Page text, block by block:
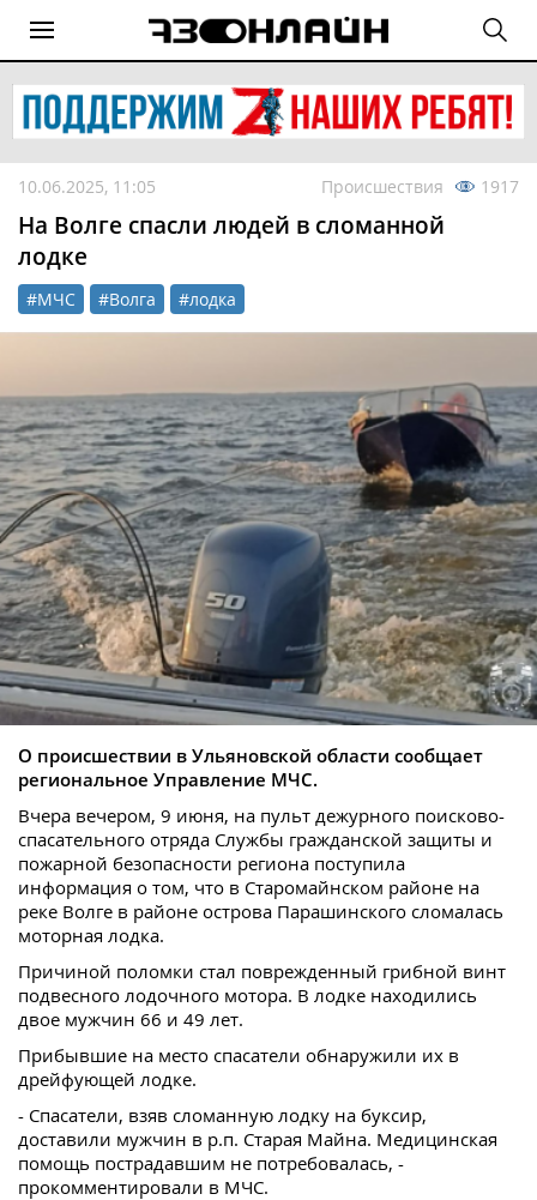
10.06.2025, 11:05 Происшествия 1917
На Волге спасли людей в сломанной
лодке
#МЧС #Волга #лодка
О происшествии в Ульяновской области сообщает
региональное Управление МЧС.
Вчера вечером, 9 июня, на пульт дежурного поисково-
спасательного отряда Службы гражданской защиты и
пожарной безопасности региона поступила
информация о том, что в Старомайнском районе на
реке Волге в районе острова Парашинского сломалась
моторная лодка.
Причиной поломки стал поврежденный грибной винт
подвесного лодочного мотора. В лодке находились
двое мужчин 66 и 49 лет.
Прибывшие на место спасатели обнаружили их в
дрейфующей лодке.
- Спасатели, взяв сломанную лодку на буксир,
доставили мужчин в р.п. Старая Майна. Медицинская
помощь пострадавшим не потребовалась, -
прокомментировали в МЧС.